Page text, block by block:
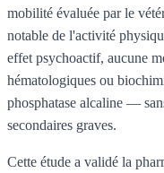
mobilité évaluée par le
notable de l'activité
effet psychoactif, aucune
hématologiques ou
phosphatase alcaline —
secondaires graves.
Cette étude a validé la